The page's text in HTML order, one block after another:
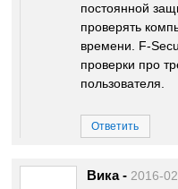
постоянной
проверять
времени. F-
проверки про
пользователя.
Ответить
Вика - 2016-